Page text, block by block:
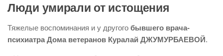
Люди умирали от истощения
Тяжелые воспоминания и у другого бывшего врача-
психиатра Дома ветеранов Куралай ДЖУМУРБАЕВОЙ.